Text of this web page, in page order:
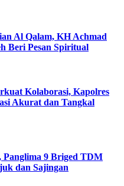
Al Qalam, KH Achmad
Beri Pesan Spiritual
Kolaborasi, Kapolres
Akurat dan Tangkal
Panglima 9 Briged TDM
dan Sajingan